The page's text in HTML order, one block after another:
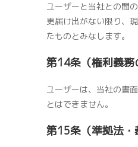
ユーザーと当社との間
更届け出がない限り、
たものとみなします。
第14条（権利義務
ユーザーは、当社の書
とはできません。
第15条（準拠法・